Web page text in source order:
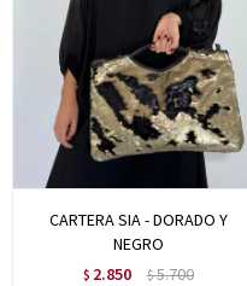
CARTERA SIA - DORADO Y
NEGRO
$ 2.850 $5.700